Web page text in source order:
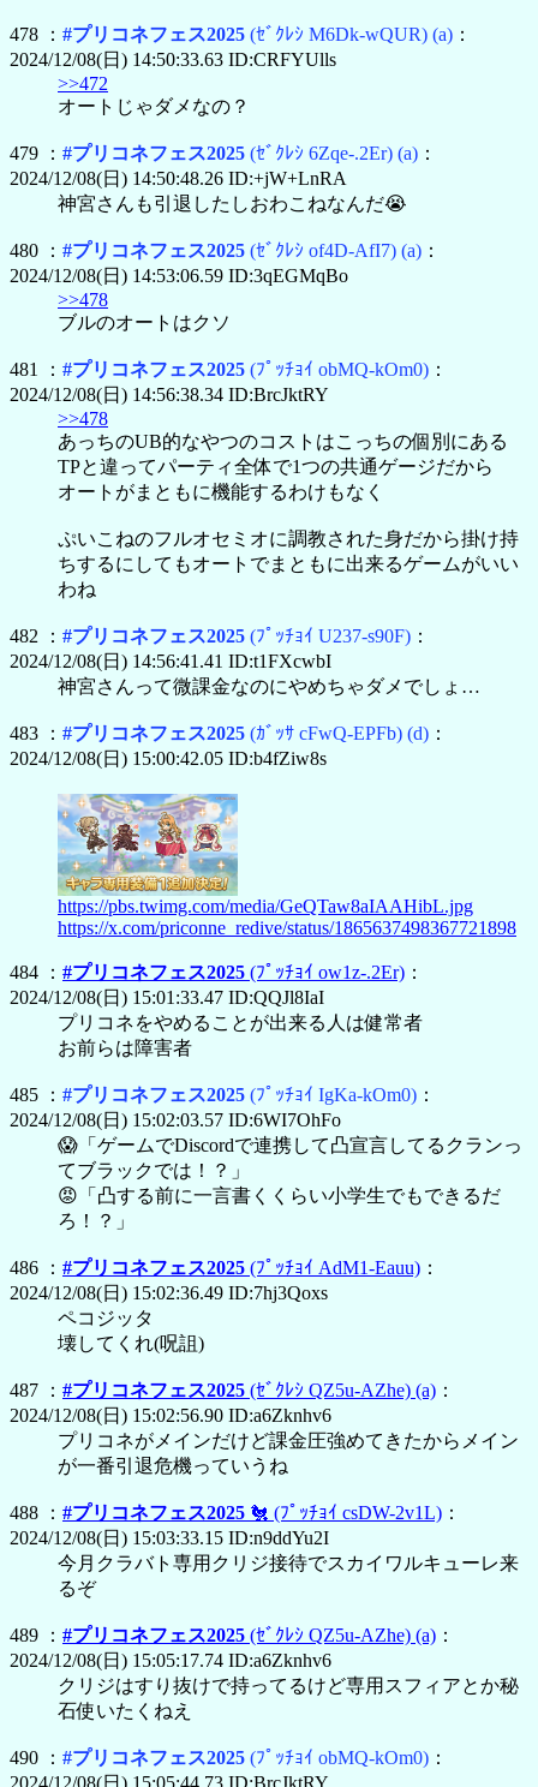
478 ： #プリコネフェス2025 (ｾﾞｸﾚｼ M6Dk-wQUR) (a) ：
2024/12/08(日) 14:50:33.63 ID:CRFYUlls
>>472
オートじゃダメなの？
479 ： #プリコネフェス2025 (ｾﾞｸﾚｼ 6Zqe-.2Er) (a) ：
2024/12/08(日) 14:50:48.26 ID:+jW+LnRA
神宮さんも引退したしおわこねなんだ😭
480 ： #プリコネフェス2025 (ｾﾞｸﾚｼ of4D-AfI7) (a) ：
2024/12/08(日) 14:53:06.59 ID:3qEGMqBo
>>478
ブルのオートはクソ
481 ： #プリコネフェス2025 (ﾌﾟｯﾁｮｲ obMQ-kOm0) ：
2024/12/08(日) 14:56:38.34 ID:BrcJktRY
>>478
あっちのUB的なやつのコストはこっちの個別にある
TPと違ってパーティ全体で1つの共通ゲージだから
オートがまともに機能するわけもなく
ぷいこねのフルオセミオに調教された身だから掛け持
ちするにしてもオートでまともに出来るゲームがいい
わね
482 ： #プリコネフェス2025 (ﾌﾟｯﾁｮｲ U237-s90F) ：
2024/12/08(日) 14:56:41.41 ID:t1FXcwbI
神宮さんって微課金なのにやめちゃダメでしょ…
483 ： #プリコネフェス2025 (ｶﾞｯｻ cFwQ-EPFb) (d) ：
2024/12/08(日) 15:00:42.05 ID:b4fZiw8s
https://pbs.twimg.com/media/GeQTaw8aIAAHibL.jpg
https://x.com/priconne_redive/status/1865637498367721898
484 ： #プリコネフェス2025 (ﾌﾟｯﾁｮｲ ow1z-.2Er) ：
2024/12/08(日) 15:01:33.47 ID:QQJl8IaI
プリコネをやめることが出来る人は健常者
お前らは障害者
485 ： #プリコネフェス2025 (ﾌﾟｯﾁｮｲ IgKa-kOm0) ：
2024/12/08(日) 15:02:03.57 ID:6WI7OhFo
😱「ゲームでDiscordで連携して凸宣言してるクランっ
てブラックでは！？」
😡「凸する前に一言書くくらい小学生でもできるだ
ろ！？」
486 ： #プリコネフェス2025 (ﾌﾟｯﾁｮｲ AdM1-Eauu) ：
2024/12/08(日) 15:02:36.49 ID:7hj3Qoxs
ペコジッタ
壊してくれ(呪詛)
487 ： #プリコネフェス2025 (ｾﾞｸﾚｼ QZ5u-AZhe) (a) ：
2024/12/08(日) 15:02:56.90 ID:a6Zknhv6
プリコネがメインだけど課金圧強めてきたからメイン
が一番引退危機っていうね
488 ： #プリコネフェス2025 🐔 (ﾌﾟｯﾁｮｲ csDW-2v1L) ：
2024/12/08(日) 15:03:33.15 ID:n9ddYu2I
今月クラバト専用クリジ接待でスカイワルキューレ来
るぞ
489 ： #プリコネフェス2025 (ｾﾞｸﾚｼ QZ5u-AZhe) (a) ：
2024/12/08(日) 15:05:17.74 ID:a6Zknhv6
クリジはすり抜けで持ってるけど専用スフィアとか秘
石使いたくねえ
490 ： #プリコネフェス2025 (ﾌﾟｯﾁｮｲ obMQ-kOm0) ：
2024/12/08(日) 15:05:44.73 ID:BrcJktRY